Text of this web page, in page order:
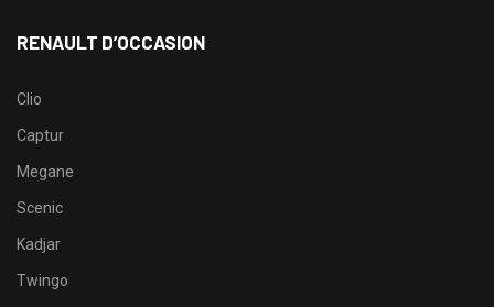
RENAULT D’OCCASION
Clio
Captur
Megane
Scenic
Kadjar
Twingo